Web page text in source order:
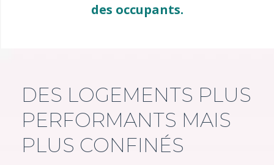
des occupants.
DES LOGEMENTS PLUS
PERFORMANTS MAIS
PLUS CONFINÉS